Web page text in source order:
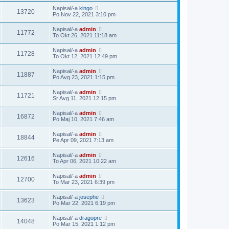
13720 Napisal/-a kingo
Po Nov 22, 2021 3:10 pm
11772 Napisal/-a admin
To Okt 26, 2021 11:18 am
11728 Napisal/-a admin
To Okt 12, 2021 12:49 pm
11887 Napisal/-a admin
Po Avg 23, 2021 1:15 pm
11721 Napisal/-a admin
Sr Avg 11, 2021 12:15 pm
16872 Napisal/-a admin
Po Maj 10, 2021 7:46 am
18844 Napisal/-a admin
Pe Apr 09, 2021 7:13 am
12616 Napisal/-a admin
To Apr 06, 2021 10:22 am
12700 Napisal/-a admin
To Mar 23, 2021 6:39 pm
13623 Napisal/-a josephe
Po Mar 22, 2021 6:19 pm
14048 Napisal/-a dragopre
Po Mar 15, 2021 1:12 pm